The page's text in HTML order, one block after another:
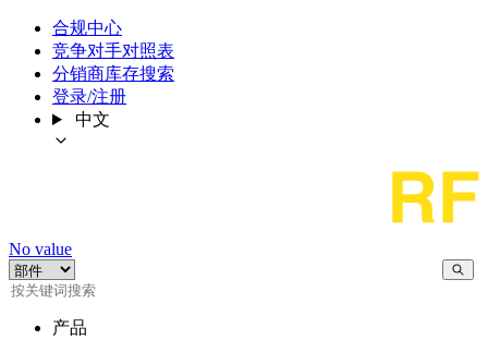
合规中心
竞争对手对照表
分销商库存搜索
登录/注册
中文
No value
产品